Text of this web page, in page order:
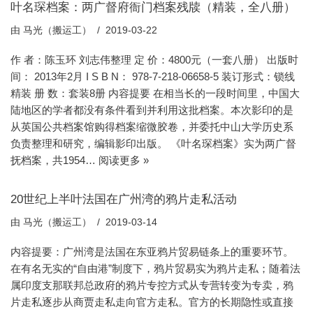
叶名琛档案：两广督府衙门档案残牍（精装，全八册）
由 马光（搬运工） 2019-03-22
作 者：陈玉环 刘志伟整理 定 价：4800元（一套八册） 出版时
间： 2013年2月 I S B N： 978-7-218-06658-5 装订形式：锁线
精装 册 数：套装8册 内容提要 在相当长的一段时间里，中国大
陆地区的学者都没有条件看到并利用这批档案。本次影印的是
从英国公共档案馆购得档案缩微胶卷，并委托中山大学历史系
负责整理和研究，编辑影印出版。 《叶名琛档案》实为两广督
抚档案，共1954… 阅读更多 »
20世纪上半叶法国在广州湾的鸦片走私活动
由 马光（搬运工） 2019-03-14
内容提要：广州湾是法国在东亚鸦片贸易链条上的重要环节。
在有名无实的“自由港”制度下，鸦片贸易实为鸦片走私；随着法
属印度支那联邦总政府的鸦片专控方式从专营转变为专卖，鸦
片走私逐步从商贾走私走向官方走私。官方的长期隐性或直接